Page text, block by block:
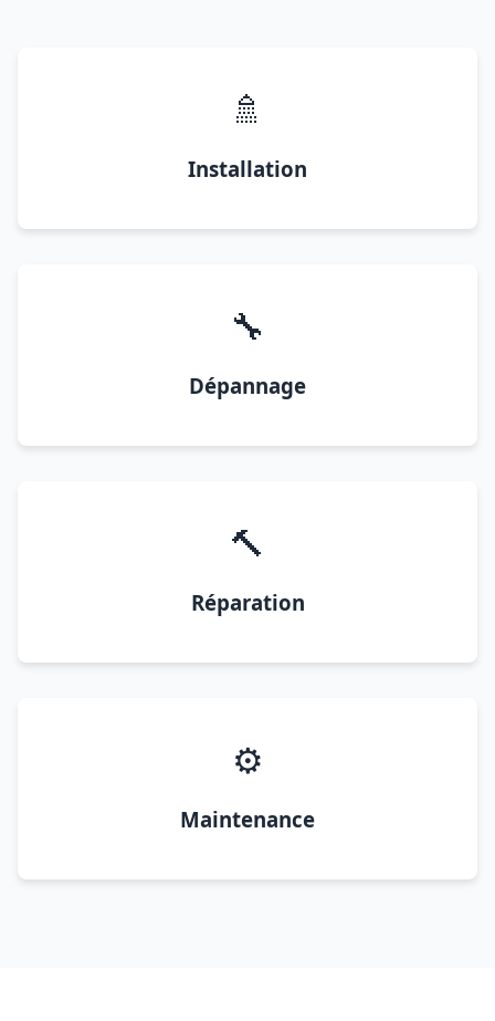
🚿
Installation
🔧
Dépannage
🔨
Réparation
⚙️
Maintenance